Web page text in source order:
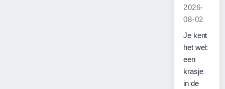
2026-
08-02
Je kent
het wel:
een
krasje
in de